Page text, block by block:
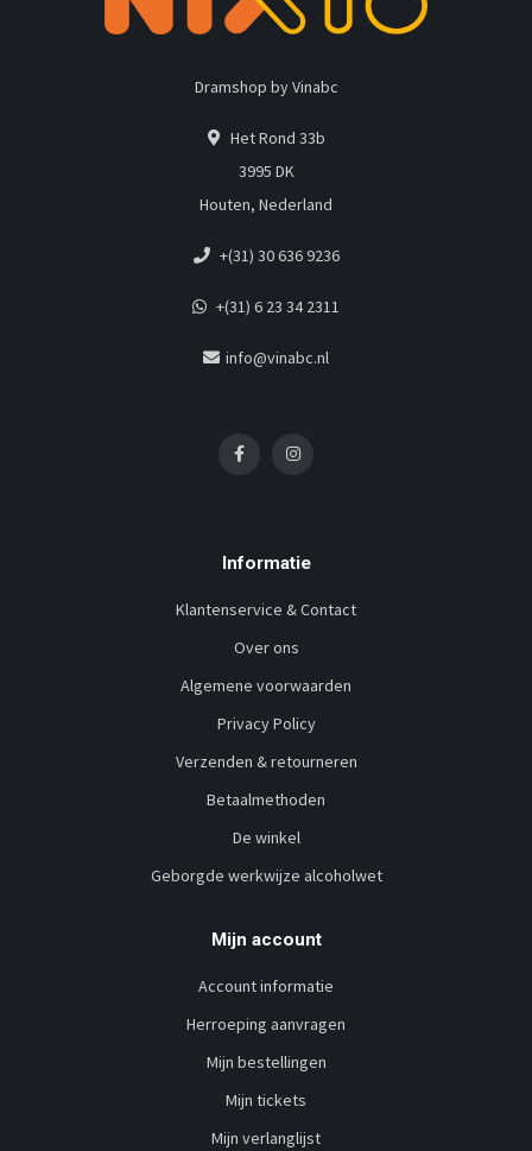
Dramshop by Vinabc
Het Rond 33b
3995 DK
Houten, Nederland
+(31) 30 636 9236
+(31) 6 23 34 2311
info@vinabc.nl
Informatie
Klantenservice & Contact
Over ons
Algemene voorwaarden
Privacy Policy
Verzenden & retourneren
Betaalmethoden
De winkel
Geborgde werkwijze alcoholwet
Mijn account
Account informatie
Herroeping aanvragen
Mijn bestellingen
Mijn tickets
Mijn verlanglijst